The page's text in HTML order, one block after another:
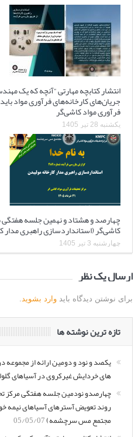
انتشار کتابچه مهارتی “آنچه که یک
جریان‌های کارخانه‌های فرآوری مواد
فرآوری مواد کاشی‌گر
یکشنبه 28 تیر 1405
چهارصد و هشتاد و نهمین جلسه هفتگی
کاشی‌گر (استانداردسازی راهبری مدار
چهارشنبه 3 تیر 1405
ارسال یک نظر
برای نوشتن دیدگاه باید وارد بشوید
تازه ترین نوشته ها
یکصد و نود و دومین ارائه از مجموعه
های خردایش غیرکروی در آسیاهای
چهارصدو نودمین جلسه هفتگی مرکز
مجتمع مس سرچشمه)05/05/07